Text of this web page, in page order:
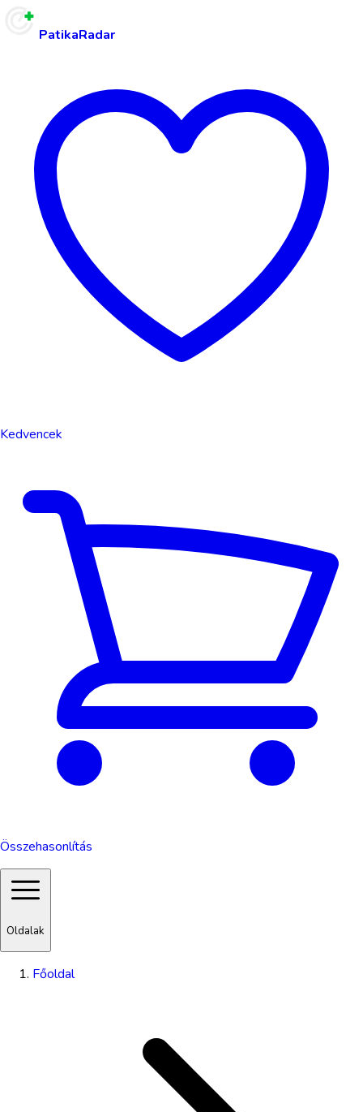
PatikaRadar
Kedvencek
Összehasonlítás
Oldalak
Főoldal